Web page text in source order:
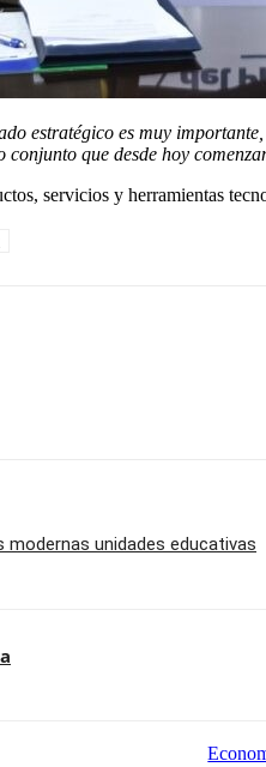
estratégico es muy
que desde hoy
servicios y herramientas
modernas unidades educativas